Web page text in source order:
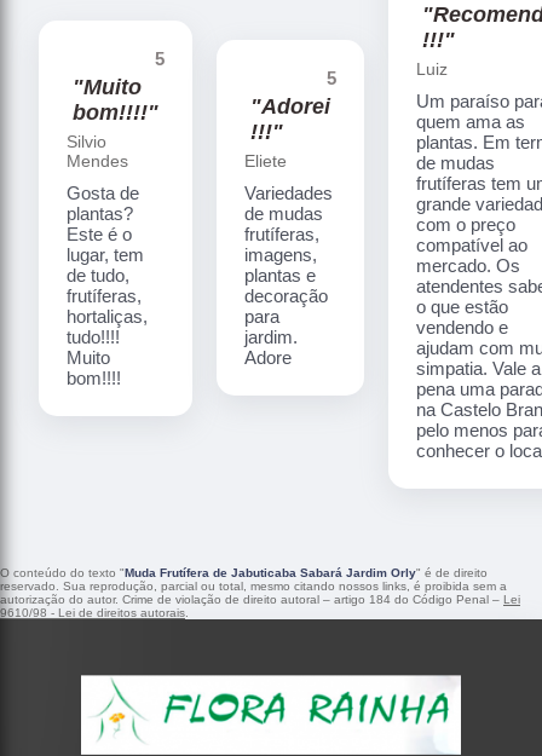
5
"Muito
bom!!!!"
Silvio
Mendes
Gosta de
plantas?
Este é o
lugar, tem
de tudo,
frutíferas,
hortaliças,
tudo!!!!
Muito
bom!!!!
5
"Adorei
!!!"
Eliete
Variedades
de mudas
frutíferas,
imagens,
plantas e
decoração
para
jardim.
Adore
!!!"
Luiz
Um paraíso
quem ama as
plantas. Em
de mudas
frutíferas tem
grande
com o preço
compatível ao
mercado. Os
atendentes
o que estão
vendendo e
ajudam com
simpatia. Vale a
pena uma
na Castelo
pelo menos
conhecer o
O conteúdo do texto "Muda Frutífera de Jabuticaba Sabará Jardim Orly" é de direito
reservado. Sua reprodução, parcial ou total, mesmo citando nossos links, é proibida sem a
autorização do autor. Crime de violação de direito autoral – artigo 184 do Código Penal – Lei
9610/98 - Lei de direitos autorais